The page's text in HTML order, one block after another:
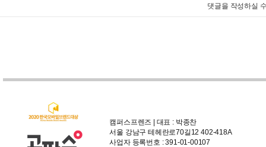
댓글을 작성하실
캠퍼스프렌즈 | 대표 : 박종찬
서울 강남구 테헤란로70길12 402-418A
사업자 등록번호 : 391-01-00107